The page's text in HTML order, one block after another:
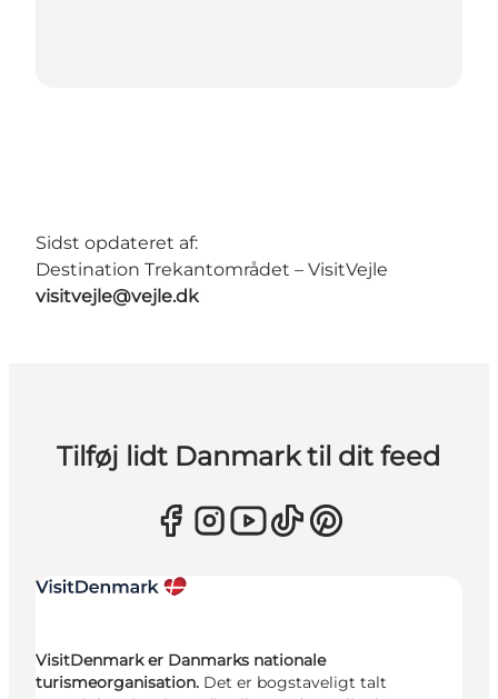
Sidst opdateret af:
Destination Trekantområdet – VisitVejle
visitvejle@vejle.dk
Tilføj lidt Danmark til dit feed
VisitDenmark er Danmarks nationale
turismeorganisation. Det er bogstaveligt talt